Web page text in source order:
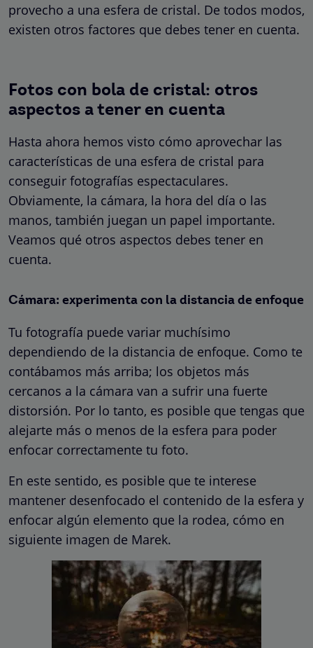
provecho a una esfera de cristal. De todos modos,
existen otros factores que debes tener en cuenta.
Fotos con bola de cristal: otros
aspectos a tener en cuenta
Hasta ahora hemos visto cómo aprovechar las
características de una esfera de cristal para
conseguir fotografías espectaculares.
Obviamente, la cámara, la hora del día o las
manos, también juegan un papel importante.
Veamos qué otros aspectos debes tener en
cuenta.
Cámara: experimenta con la distancia de enfoque
Tu fotografía puede variar muchísimo
dependiendo de la distancia de enfoque. Como te
contábamos más arriba; los objetos más
cercanos a la cámara van a sufrir una fuerte
distorsión. Por lo tanto, es posible que tengas que
alejarte más o menos de la esfera para poder
enfocar correctamente tu foto.
En este sentido, es posible que te interese
mantener desenfocado el contenido de la esfera y
enfocar algún elemento que la rodea, cómo en
siguiente imagen de Marek.